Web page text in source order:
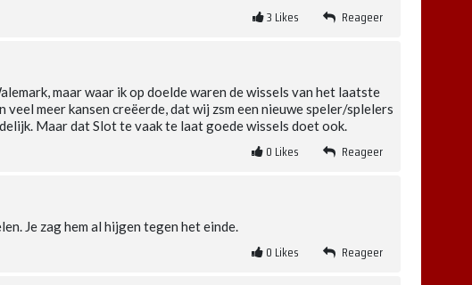
3 Likes Reageer
maar waar ik op doelde waren de wissels van het laatste
meer kansen creëerde, dat wij zsm een nieuwe speler/splelers
Maar dat Slot te vaak te laat goede wissels doet ook.
0 Likes Reageer
Je zag hem al hijgen tegen het einde.
0 Likes Reageer